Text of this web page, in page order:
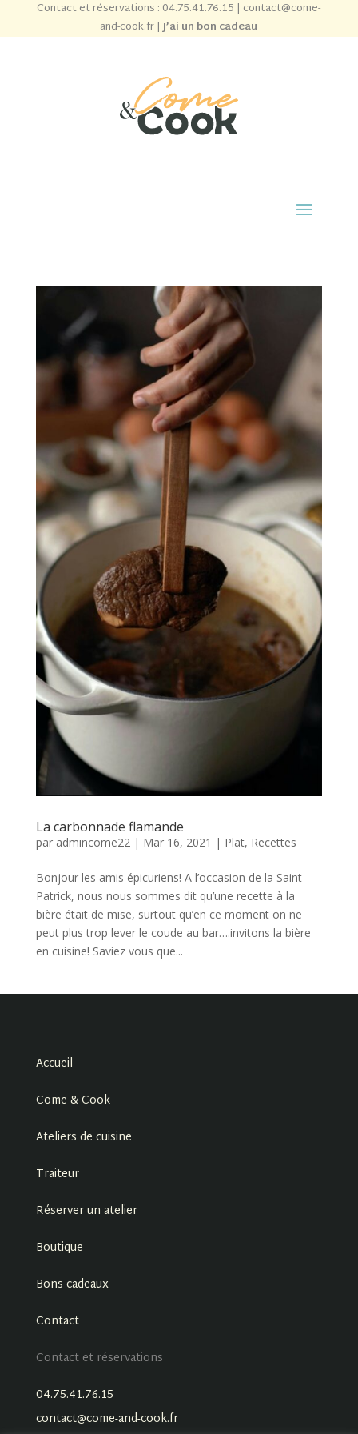
Contact et réservations : 04.75.41.76.15 | contact@come-
and-cook.fr|J’ai un bon cadeau
La carbonnade flamande
par admincome22| Mar 16, 2021 | Plat, Recettes
Bonjour les amis épicuriens! A l’occasion de la Saint
Patrick, nous nous sommes dit qu’une recette à la
bière était de mise, surtout qu’en ce moment on ne
peut plus trop lever le coude au bar….invitons la bière
en cuisine! Saviez vous que...
Accueil
Come & Cook
Ateliers de cuisine
Traiteur
Réserver un atelier
Boutique
Bons cadeaux
Contact
Contact et réservations
04.75.41.76.15
contact@come-and-cook.fr